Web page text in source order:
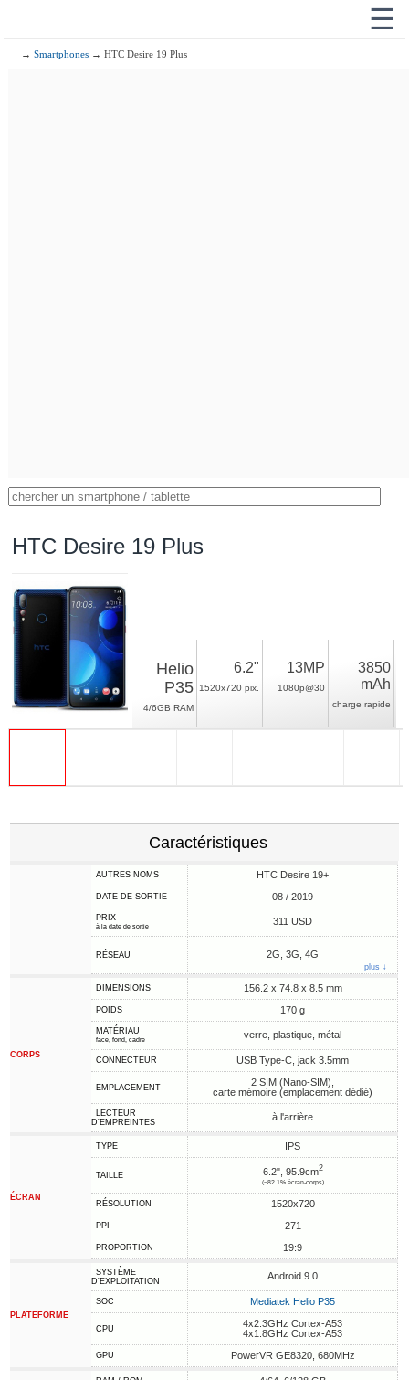
☰
→Smartphones → HTC Desire 19 Plus
HTC Desire 19 Plus
Helio
P35
4/6GB RAM
6.2"
1520x720 pix.
13MP
1080p@30
3850
mAh
charge rapide
Caractéristiques
AUTRES NOMS HTC Desire 19+
DATE DE SORTIE 08 / 2019
PRIX
à la date de sortie 311 USD
RÉSEAU 2G, 3G, 4G
plus ↓
CORPS
DIMENSIONS 156.2 x 74.8 x 8.5 mm
POIDS 170 g
MATÉRIAU
face, fond, cadre verre, plastique, métal
CONNECTEUR USB Type-C, jack 3.5mm
EMPLACEMENT
2 SIM (Nano-SIM),
carte mémoire (emplacement dédié)
LECTEUR
D'EMPREINTES
à l'arrière
ÉCRAN
TYPE IPS
TAILLE 6.2", 95.9cm2
(~82.1% écran-corps)
RÉSOLUTION 1520x720
PPI 271
PROPORTION 19:9
PLATEFORME
SYSTÈME
D'EXPLOITATION
Android 9.0
SOC Mediatek Helio P35
CPU
4x2.3GHz Cortex-A53
4x1.8GHz Cortex-A53
GPU PowerVR GE8320, 680MHz